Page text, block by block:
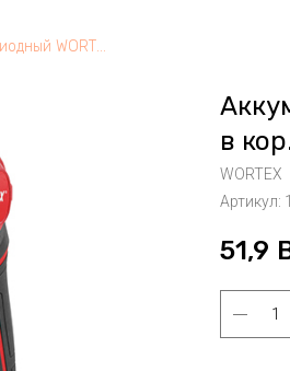
Аккум. фонарь светодиодный WORTEX CF 3040 в кор. ALL1 XLT SOLO., 18 В, 300 Лм
в
WORTEX
Артикул:
51,9